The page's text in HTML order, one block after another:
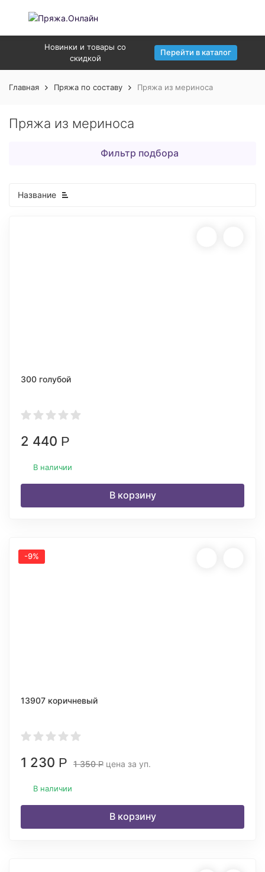
Новинки и товары со
скидкой
Перейти в каталог
Главная Пряжа по составу Пряжа из мериноса
Пряжа из мериноса
Фильтр подбора
Название
300 голубой
2 440 Р
В наличии
В корзину
-9%
13907 коричневый
1 230 Р 1 350Р цена за уп.
В наличии
В корзину